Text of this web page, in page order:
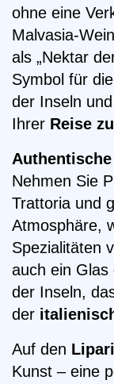
ohne eine
Malvasia-
als „Nektar
Symbol für
der Inseln
Ihrer Reise
Nehmen Sie
Trattoria und
Atmosphäre,
Spezialitäten
auch ein Glas
der Inseln,
der
Auf den
Kunst – eine